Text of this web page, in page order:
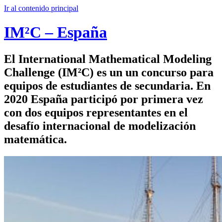
Ir al contenido principal
IM²C – España
El International Mathematical Modeling
Challenge (IM²C) es un un concurso para
equipos de estudiantes de secundaria. En
2020 España participó por primera vez
con dos equipos representantes en el
desafío internacional de modelización
matemática.